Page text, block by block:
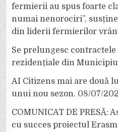
fermierii au spus foarte
numai nenorociri”,
din liderii fermierilor
Se prelungesc
rezidențiale din
AI Citizens mai are două
unui nou sezon. 08/07/
COMUNICAT DE PRESĂ:
cu succes proiectul